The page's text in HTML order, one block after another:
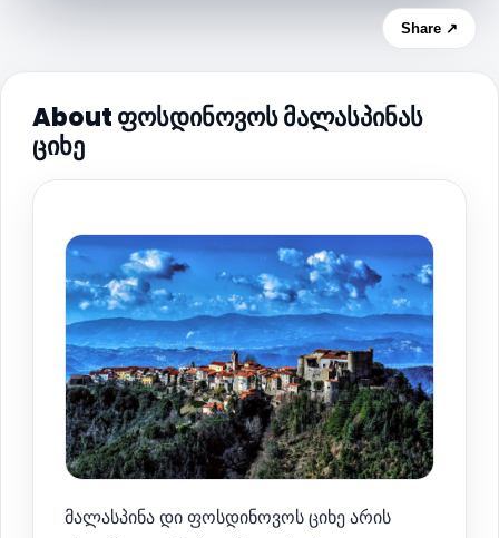
Share ↗
About ფოსდინოვოს მალასპინას
ციხე
მალასპინა დი ფოსდინოვოს ციხე არის